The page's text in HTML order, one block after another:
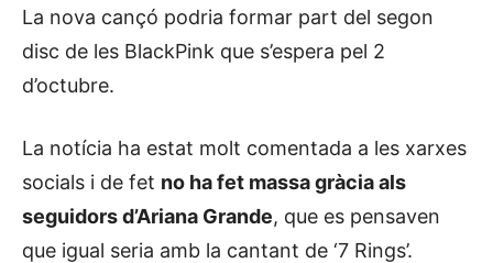
La nova cançó podria formar part del segon
disc de les BlackPink que s’espera pel 2
d’octubre.
La notícia ha estat molt comentada a les xarxes
socials i de fet no ha fet massa gràcia als
seguidors d’Ariana Grande, que es pensaven
que igual seria amb la cantant de ‘7 Rings’.